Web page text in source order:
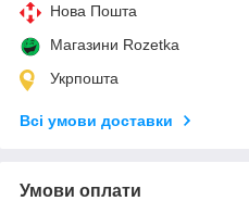
Нова Пошта
Магазини Rozetka
Укрпошта
Всі умови доставки
Умови оплати